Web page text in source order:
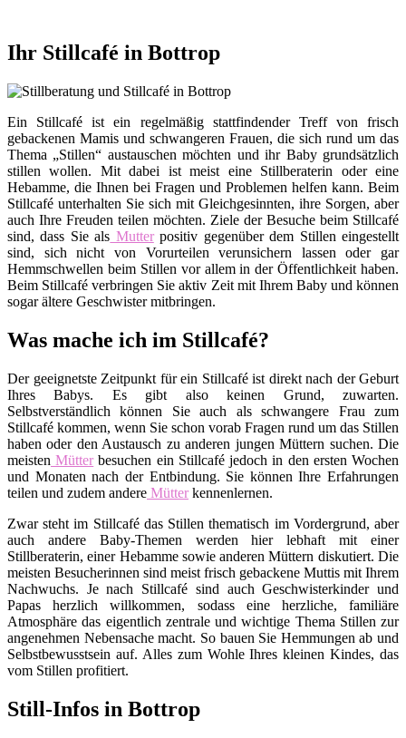
Ihr Stillcafé in Bottrop
Ein Stillcafé ist ein regelmäßig stattfindender Treff von frisch
gebackenen Mamis und schwangeren Frauen, die sich rund um das
Thema „Stillen“ austauschen möchten und ihr Baby grundsätzlich
stillen wollen. Mit dabei ist meist eine Stillberaterin oder eine
Hebamme, die Ihnen bei Fragen und Problemen helfen kann. Beim
Stillcafé unterhalten Sie sich mit Gleichgesinnten, ihre Sorgen, aber
auch Ihre Freuden teilen möchten. Ziele der Besuche beim Stillcafé
sind, dass Sie als Mutterpositiv gegenüber dem Stillen eingestellt
sind, sich nicht von Vorurteilen verunsichern lassen oder gar
Hemmschwellen beim Stillen vor allem in der Öffentlichkeit haben.
Beim Stillcafé verbringen Sie aktiv Zeit mit Ihrem Baby und können
sogar ältere Geschwister mitbringen.
Was mache ich im Stillcafé?
Der geeignetste Zeitpunkt für ein Stillcafé ist direkt nach der Geburt
Ihres Babys. Es gibt also keinen Grund, zuwarten.
Selbstverständlich können Sie auch als schwangere Frau zum
Stillcafé kommen, wenn Sie schon vorab Fragen rund um das Stillen
haben oder den Austausch zu anderen jungen Müttern suchen. Die
meisten Mütterbesuchen ein Stillcafé jedoch in den ersten Wochen
und Monaten nach der Entbindung. Sie können Ihre Erfahrungen
teilen und zudem andere Mütterkennenlernen.
Zwar steht im Stillcafé das Stillen thematisch im Vordergrund, aber
auch andere Baby-Themen werden hier lebhaft mit einer
Stillberaterin, einer Hebamme sowie anderen Müttern diskutiert. Die
meisten Besucherinnen sind meist frisch gebackene Muttis mit Ihrem
Nachwuchs. Je nach Stillcafé sind auch Geschwisterkinder und
Papas herzlich willkommen, sodass eine herzliche, familiäre
Atmosphäre das eigentlich zentrale und wichtige Thema Stillen zur
angenehmen Nebensache macht. So bauen Sie Hemmungen ab und
Selbstbewusstsein auf. Alles zum Wohle Ihres kleinen Kindes, das
vom Stillen profitiert.
Still-Infos in Bottrop